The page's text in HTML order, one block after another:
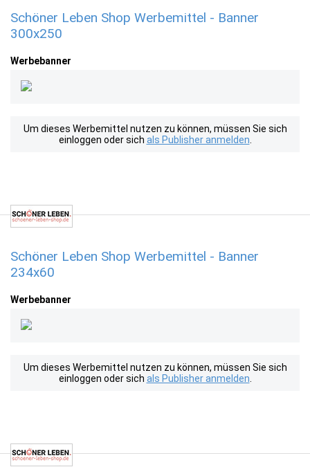
Schöner Leben Shop Werbemittel - Banner
300x250
Werbebanner
Um dieses Werbemittel nutzen zu können, müssen Sie sich
einloggen oder sich als Publisher anmelden
Schöner Leben Shop Werbemittel - Banner
234x60
Werbebanner
Um dieses Werbemittel nutzen zu können, müssen Sie sich
einloggen oder sich als Publisher anmelden